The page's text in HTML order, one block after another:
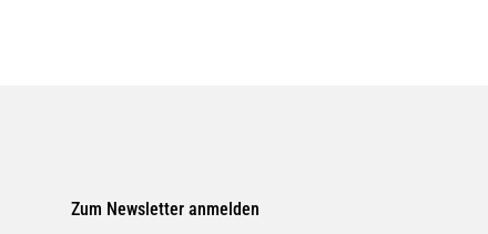
Zum Newsletter anmelden